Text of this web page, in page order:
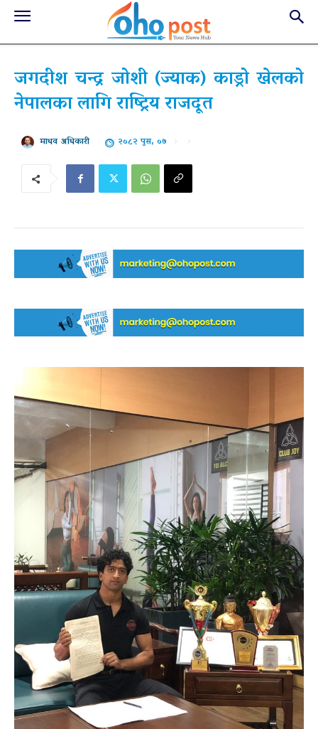
जगदीश चन्द्र जोशी (ज्याक) काड्रो खेलको
नेपालका लागि राष्ट्रिय राजदूत
माधव अधिकारी २०८२ पुस, ०७